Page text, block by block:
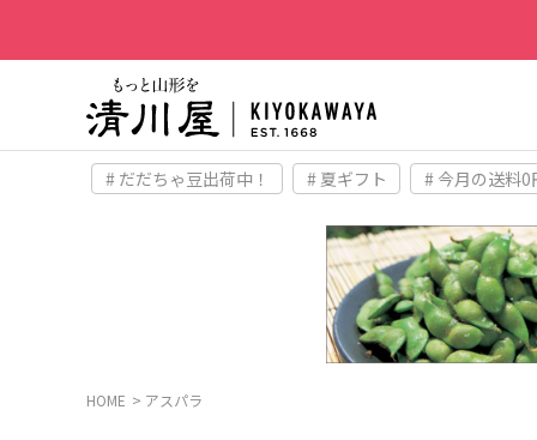
# だだちゃ豆出荷中！ # 夏ギフト # 今月の送料0
HOME アスパラ